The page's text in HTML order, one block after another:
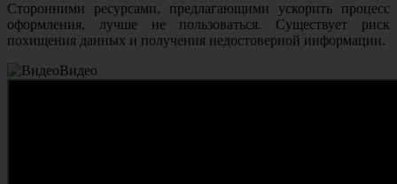
Сторонними ресурсами, предлагающими ускорить процесс
оформления, лучше не пользоваться. Существует риск
похищения данных и получения недостоверной информации.
Видео